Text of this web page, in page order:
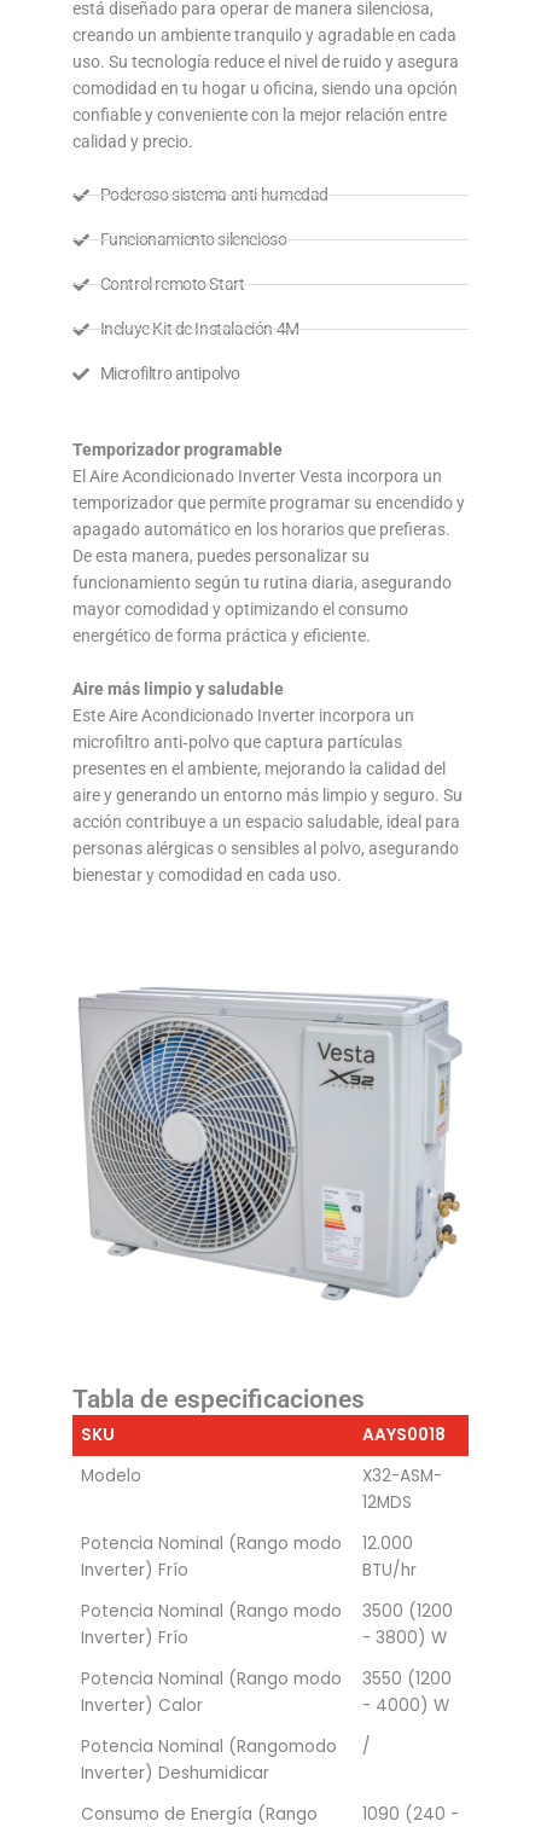
está diseñado para operar de manera silenciosa,
creando un ambiente tranquilo y agradable en cada
uso. Su tecnología reduce el nivel de ruido y asegura
comodidad en tu hogar u oficina, siendo una opción
confiable y conveniente con la mejor relación entre
calidad y precio.
Poderoso sistema anti humedad
Funcionamiento silencioso
Control remoto Start
Incluye Kit de Instalación 4M
Microfiltro antipolvo
Temporizador programable
El Aire Acondicionado Inverter Vesta incorpora un
temporizador que permite programar su encendido y
apagado automático en los horarios que prefieras.
De esta manera, puedes personalizar su
funcionamiento según tu rutina diaria, asegurando
mayor comodidad y optimizando el consumo
energético de forma práctica y eficiente.
Aire más limpio y saludable
Este Aire Acondicionado Inverter incorpora un
microfiltro anti‑polvo que captura partículas
presentes en el ambiente, mejorando la calidad del
aire y generando un entorno más limpio y seguro. Su
acción contribuye a un espacio saludable, ideal para
personas alérgicas o sensibles al polvo, asegurando
bienestar y comodidad en cada uso.
Tabla de especificaciones
SKU
AAYS0018
Modelo
X32-ASM-
12MDS
Potencia Nominal (Rango modo
Inverter) Frío
12.000
BTU/hr
Potencia Nominal (Rango modo
Inverter) Frío
3500 (1200
- 3800) W
Potencia Nominal (Rango modo
Inverter) Calor
3550 (1200
- 4000) W
Potencia Nominal (Rangomodo
Inverter) Deshumidicar
/
Consumo de Energía (Rango
1090 (240 -